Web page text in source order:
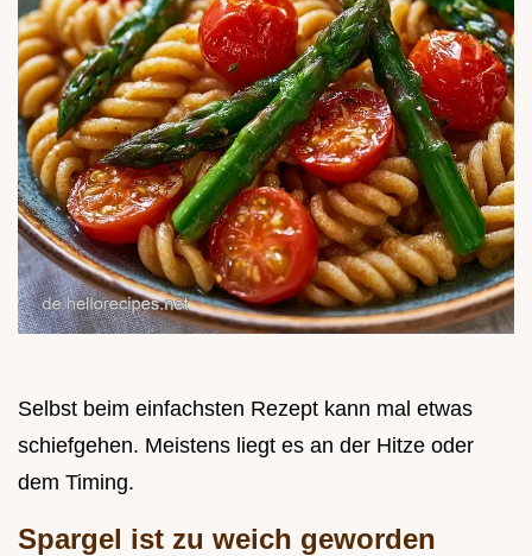
Selbst beim einfachsten Rezept kann mal etwas
schiefgehen. Meistens liegt es an der Hitze oder
dem Timing.
Spargel ist zu weich geworden